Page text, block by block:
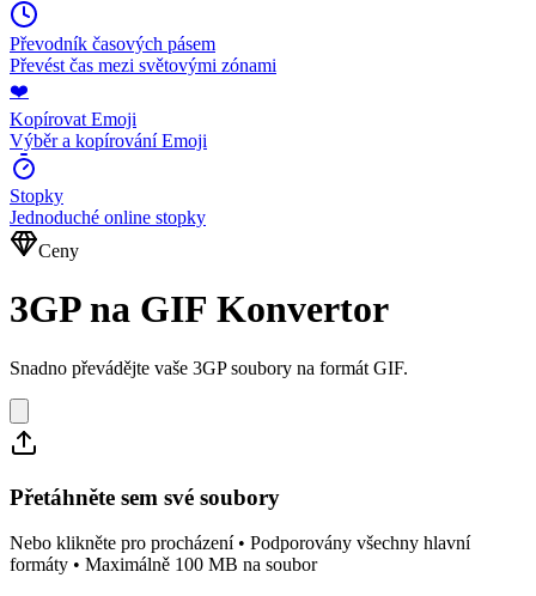
Převodník časových pásem
Převést čas mezi světovými zónami
❤️
Kopírovat Emoji
Výběr a kopírování Emoji
Stopky
Jednoduché online stopky
Ceny
3GP na GIF Konvertor
Snadno převádějte vaše 3GP soubory na formát GIF.
Přetáhněte sem své soubory
Nebo klikněte pro procházení • Podporovány všechny hlavní
formáty • Maximálně 100 MB na soubor